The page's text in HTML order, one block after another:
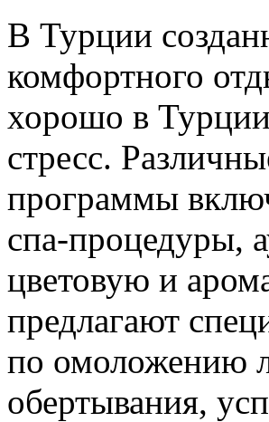
В Турции
комфортного
хорошо в
стресс.
программы
спа-процедуры,
цветовую и
предлагают
по омоложению
обертывания,